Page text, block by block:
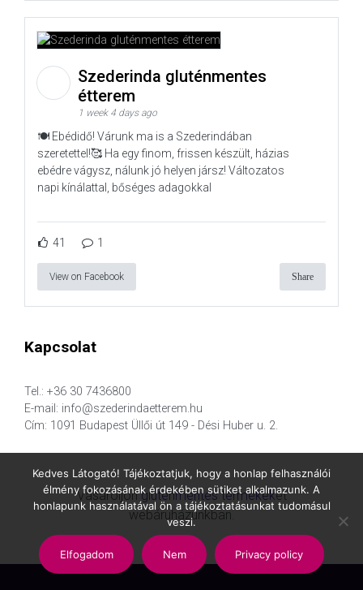
Szederinda gluténmentes
étterem
1 week 4 days ago
🍽️ Ebédidő! Várunk ma is a Szederindában
szeretettel!🥰 Ha egy finom, frissen készült, házias
ebédre vágysz, nálunk jó helyen jársz! Változatos
napi kínálattal, bőséges adagokkal
41 1
View on Facebook Share
Kapcsolat
Tel.: +36 30 7436800
E-mail: info@szederindaetterem.hu
Cím: 1091 Budapest Üllői út 149 - Dési Huber u. 2.
Vásároljongluténmentes termékeket
webáruházunkban.
Kedves Látogató! Tájékoztatjuk, hogy a honlap felhasználói
élmény fokozásának érdekében sütiket alkalmazunk. A
honlapunk használatával ön a tájékoztatásunkat tudomásul
veszi.
Elfogadom Nem Privacy policy